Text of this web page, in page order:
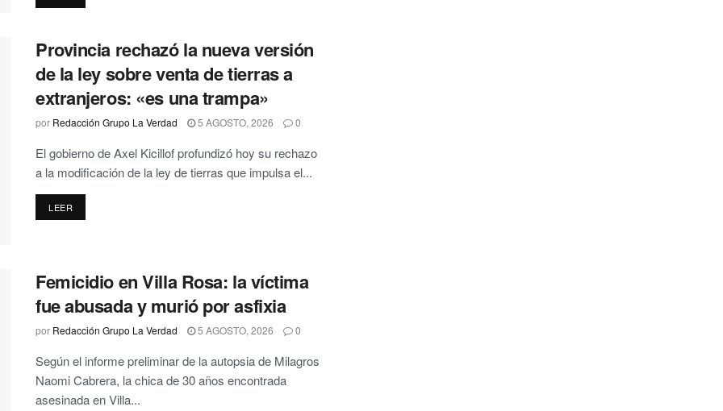
Provincia rechazó la nueva versión
de la ley sobre venta de tierras a
extranjeros: «es una trampa»
por Redacción Grupo La Verdad 5 AGOSTO, 2026 0
El gobierno de Axel Kicillof profundizó hoy su rechazo
a la modificación de la ley de tierras que impulsa el...
LEER
Femicidio en Villa Rosa: la víctima
fue abusada y murió por asfixia
por Redacción Grupo La Verdad 5 AGOSTO, 2026 0
Según el informe preliminar de la autopsia de Milagros
Naomi Cabrera, la chica de 30 años encontrada
asesinada en Villa...